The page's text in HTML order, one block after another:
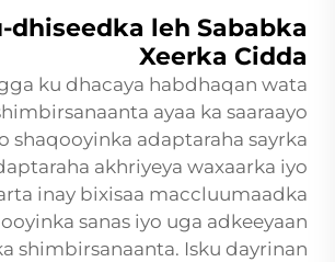
dhiseedka leh Sababka
Xeerka Cidda
ku dhacaya habdhaqan wata
ayaa ka saaraayo
shaqooyinka adaptaraha sayrka
akhriyeya waxaarka iyo
inay bixisaa maccluumaadka
sanas iyo uga adkeeyaan
shimbirsanaanta. Isku dayrinan